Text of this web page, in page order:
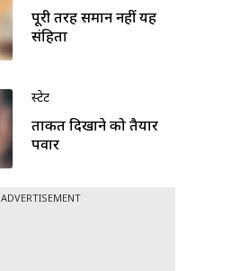
पूरी तरह समान नहीं यह
संहिता
स्टेट
ताकत दिखाने को तैयार
पवार
ADVERTISEMENT